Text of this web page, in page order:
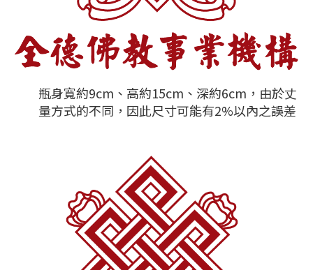
瓶身寬約9cm、高約15cm、深約6cm，由於丈
量方式的不同，因此尺寸可能有2%以內之誤差